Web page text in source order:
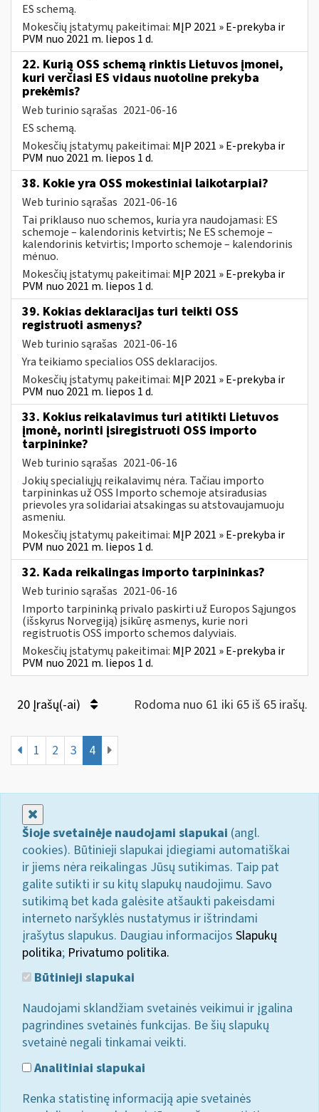
ES schemą.
Mokesčių įstatymų pakeitimai: MĮP 2021 » E-prekyba ir
PVM nuo 2021 m. liepos 1 d.
22. Kurią OSS schemą rinktis Lietuvos įmonei,
kuri verčiasi ES vidaus nuotoline prekyba
prekėmis?
Web turinio sąrašas 2021-06-16
ES schemą.
Mokesčių įstatymų pakeitimai: MĮP 2021 » E-prekyba ir
PVM nuo 2021 m. liepos 1 d.
38. Kokie yra OSS mokestiniai laikotarpiai?
Web turinio sąrašas 2021-06-16
Tai priklauso nuo schemos, kuria yra naudojamasi: ES
schemoje – kalendorinis ketvirtis; Ne ES schemoje –
kalendorinis ketvirtis; Importo schemoje – kalendorinis
mėnuo.
Mokesčių įstatymų pakeitimai: MĮP 2021 » E-prekyba ir
PVM nuo 2021 m. liepos 1 d.
39. Kokias deklaracijas turi teikti OSS
registruoti asmenys?
Web turinio sąrašas 2021-06-16
Yra teikiamo specialios OSS deklaracijos.
Mokesčių įstatymų pakeitimai: MĮP 2021 » E-prekyba ir
PVM nuo 2021 m. liepos 1 d.
33. Kokius reikalavimus turi atitikti Lietuvos
įmonė, norinti įsiregistruoti OSS importo
tarpininke?
Web turinio sąrašas 2021-06-16
Jokių specialiųjų reikalavimų nėra. Tačiau importo
tarpininkas už OSS Importo schemoje atsiradusias
prievoles yra solidariai atsakingas su atstovaujamuoju
asmeniu.
Mokesčių įstatymų pakeitimai: MĮP 2021 » E-prekyba ir
PVM nuo 2021 m. liepos 1 d.
32. Kada reikalingas importo tarpininkas?
Web turinio sąrašas 2021-06-16
Importo tarpininką privalo paskirti už Europos Sąjungos
(išskyrus Norvegiją) įsikūrę asmenys, kurie nori
registruotis OSS importo schemos dalyviais.
Mokesčių įstatymų pakeitimai: MĮP 2021 » E-prekyba ir
PVM nuo 2021 m. liepos 1 d.
20 Įrašų(-ai) Rodoma nuo 61 iki 65 iš 65 irašų.
1 2 3 4
Šioje svetainėje naudojami slapukai (angl.
cookies). Būtinieji slapukai įdiegiami automatiškai
ir jiems nėra reikalingas Jūsų sutikimas. Taip pat
galite sutikti ir su kitų slapukų naudojimu. Savo
sutikimą bet kada galėsite atšaukti pakeisdami
interneto naršyklės nustatymus ir ištrindami
įrašytus slapukus. Daugiau informacijos Slapukų
politika; Privatumo politika.
Būtinieji slapukai
Naudojami sklandžiam svetainės veikimui ir įgalina
pagrindines svetainės funkcijas. Be šių slapukų
svetainė negali tinkamai veikti.
Analitiniai slapukai
Renka statistinę informaciją apie svetainės